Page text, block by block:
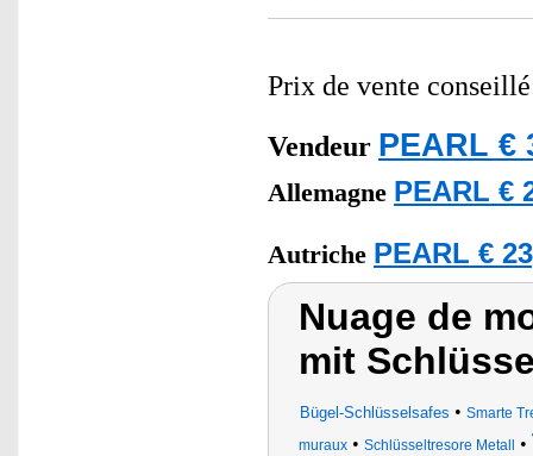
Prix de vente
Vendeur PEARL €
Allemagne PEARL €
Autriche PEARL €
Nuage de
mit
Bügel-Schlüsselsafes • Smarte
muraux • Schlüsseltresore Metall •